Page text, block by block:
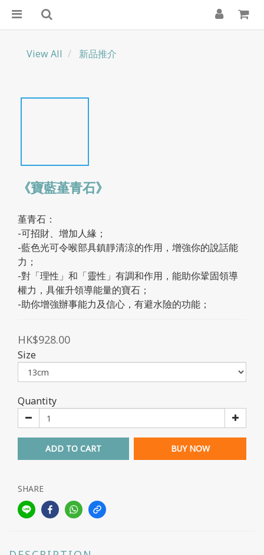
View All 新品推介
《寶藍堇青石》
堇青石：
-可招財、增加人緣；
-藍色光可令喉部具鎮靜清涼的作用，增強你的說話能
力；
-對「理性」和「靈性」有調和作用，能助你鞏固領導
權力，具催升領導能量的寶石；
-助你增強辦事能力及信心，有避水險的功能；
HK$928.00
Size
Quantity
ADD TO CART BUY NOW
SHARE